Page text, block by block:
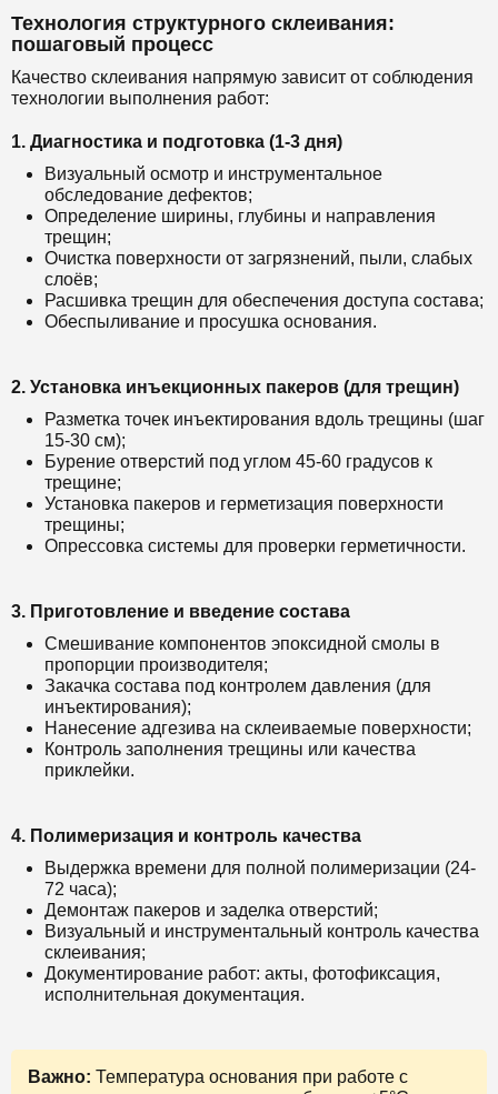
Технология структурного склеивания:
пошаговый процесс
Качество склеивания напрямую зависит от соблюдения
технологии выполнения работ:
1. Диагностика и подготовка (1-3 дня)
Визуальный осмотр и инструментальное
обследование дефектов;
Определение ширины, глубины и направления
трещин;
Очистка поверхности от загрязнений, пыли, слабых
слоёв;
Расшивка трещин для обеспечения доступа состава;
Обеспыливание и просушка основания.
2. Установка инъекционных пакеров (для трещин)
Разметка точек инъектирования вдоль трещины (шаг
15-30 см);
Бурение отверстий под углом 45-60 градусов к
трещине;
Установка пакеров и герметизация поверхности
трещины;
Опрессовка системы для проверки герметичности.
3. Приготовление и введение состава
Смешивание компонентов эпоксидной смолы в
пропорции производителя;
Закачка состава под контролем давления (для
инъектирования);
Нанесение адгезива на склеиваемые поверхности;
Контроль заполнения трещины или качества
приклейки.
4. Полимеризация и контроль качества
Выдержка времени для полной полимеризации (24-
72 часа);
Демонтаж пакеров и заделка отверстий;
Визуальный и инструментальный контроль качества
склеивания;
Документирование работ: акты, фотофиксация,
исполнительная документация.
Важно: Температура основания при работе с